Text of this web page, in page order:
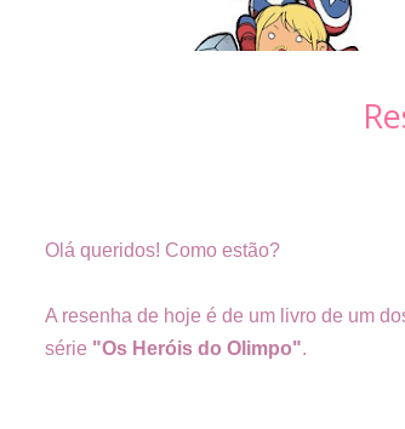
Olá queridos! Como estão?
A resenha de hoje é de um livro de um
série "Os Heróis do Olimpo".